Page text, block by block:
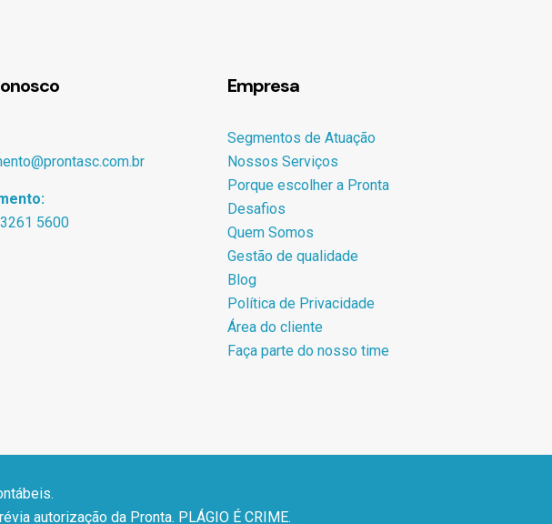
5600
Empresa
Segmentos de Atuação
Nossos Serviços
Porque escolher a Pronta
Desafios
Quem Somos
Gestão de qualidade
Blog
Política de Privacidade
Área do cliente
Faça parte do nosso time
autorização da Pronta. PLÁGIO É CRIME.